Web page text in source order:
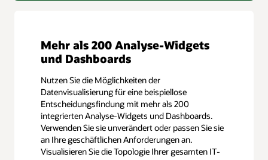
Mehr als 200 Analyse-Widgets
und Dashboards
Nutzen Sie die Möglichkeiten der
Datenvisualisierung für eine beispiellose
Entscheidungsfindung mit mehr als 200
integrierten Analyse-Widgets und Dashboards.
Verwenden Sie sie unverändert oder passen Sie sie
an Ihre geschäftlichen Anforderungen an.
Visualisieren Sie die Topologie Ihrer gesamten IT-